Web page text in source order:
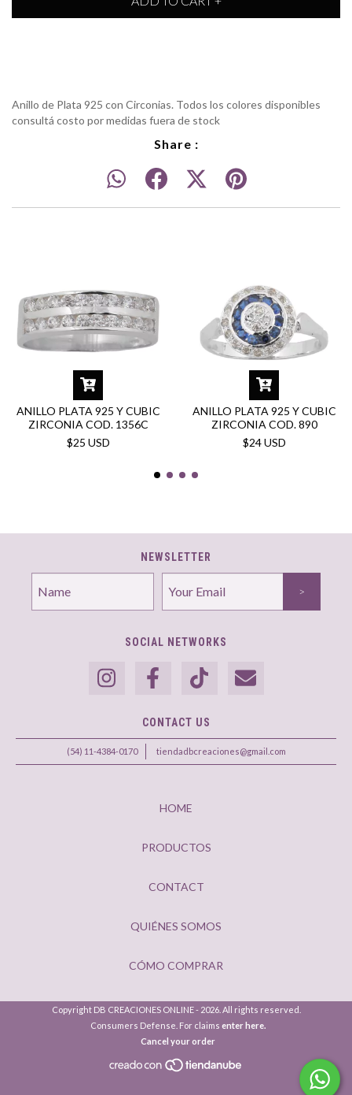
Anillo de Plata 925 con Circonias. Todos los colores disponibles
consultá costo por medidas fuera de stock
Share :
ANILLO PLATA 925 Y CUBIC
ZIRCONIA COD. 1356C
$25 USD
ANILLO PLATA 925 Y CUBIC
ZIRCONIA COD. 890
$24 USD
NEWSLETTER
SOCIAL NETWORKS
CONTACT US
(54) 11-4384-0170 tiendadbcreaciones@gmail.com
HOME
PRODUCTOS
CONTACT
QUIÉNES SOMOS
CÓMO COMPRAR
Copyright DB CREACIONES ONLINE - 2026. All rights reserved.
Consumers Defense. For claims enter here.
Cancel your order